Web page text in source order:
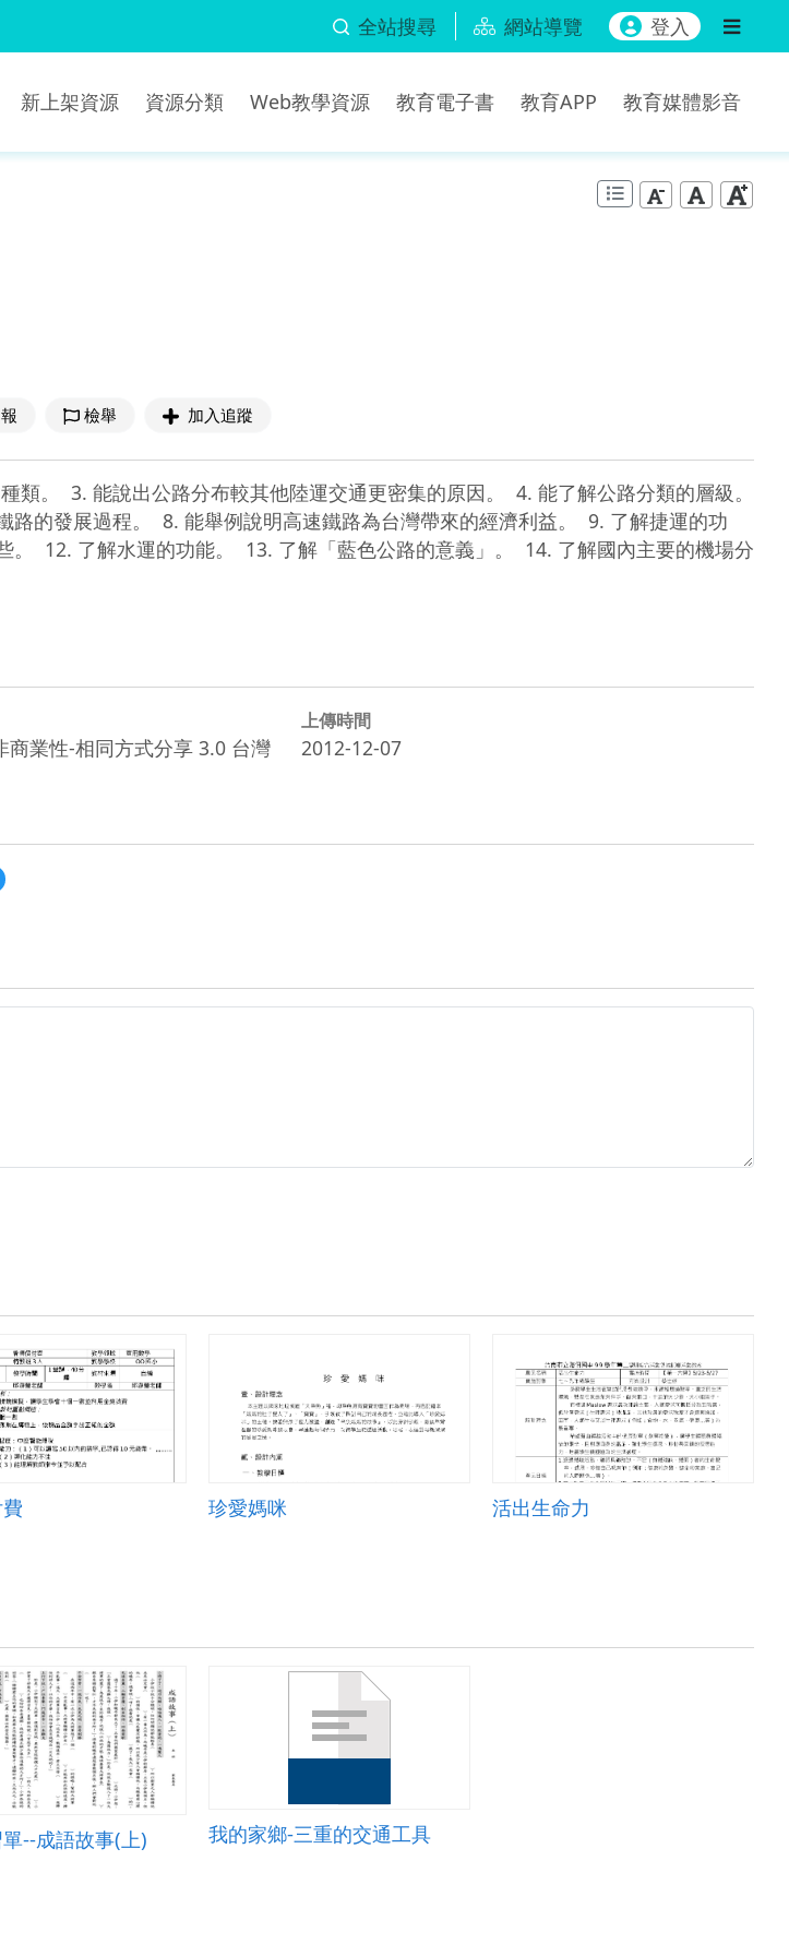
全站搜尋 網站導覽 登入
新上架資源 資源分類 Web教學資源 教育電子書 教育APP 教育媒體影音
檢舉 加入追蹤
。  3. 能說出公路分布較其他陸運交通更密集的原因。  4. 能了解公路分類的層級。
的發展過程。  8. 能舉例說明高速鐵路為台灣帶來的經濟利益。  9. 了解捷運的功
12. 了解水運的功能。  13. 了解「藍色公路的意義」。  14. 了解國內主要的機場分
商業性-相同方式分享 3.0 台灣
上傳時間
2012-12-07
預
.zip
珍愛媽咪 活出生命力
--成語故事(上) 我的家鄉-三重的交通工具